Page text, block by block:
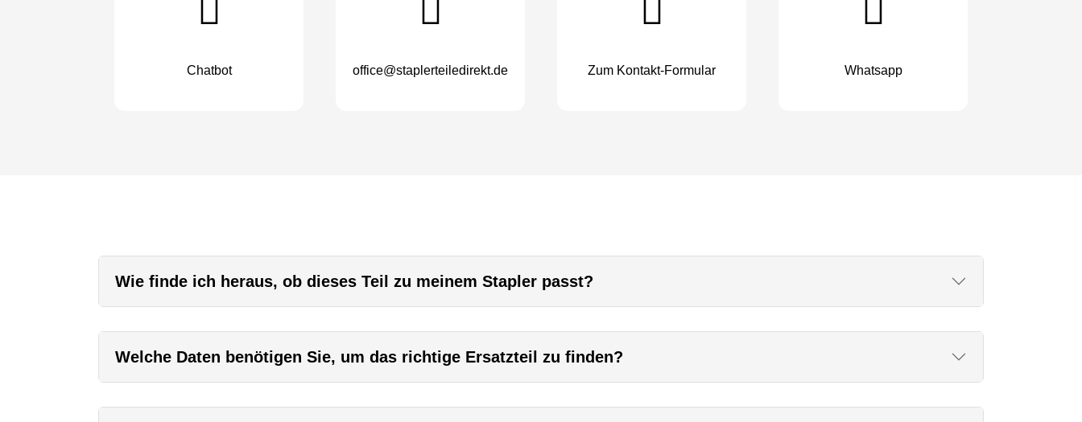
Chatbot office@staplerteiledirekt.de Zum Kontakt-Formular Whatsapp
Wie finde ich heraus, ob dieses Teil zu meinem Stapler passt?
Welche Daten benötigen Sie, um das richtige Ersatzteil zu finden?